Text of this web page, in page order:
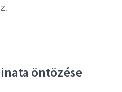
öntözése